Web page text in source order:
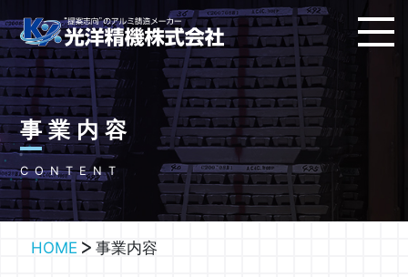
事業内容
CONTENT
HOME 事業内容